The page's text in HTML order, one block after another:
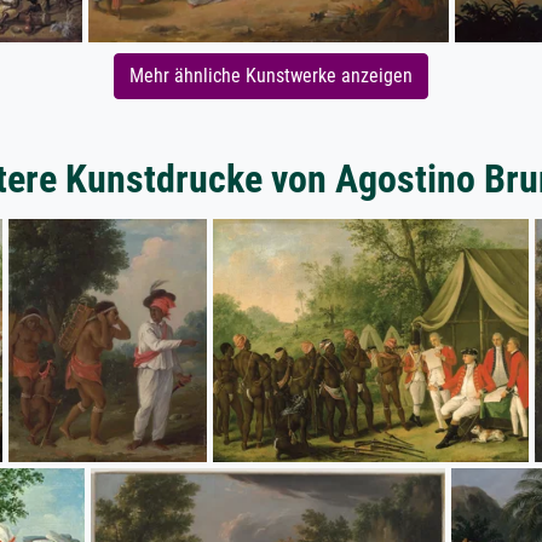
Mehr ähnliche Kunstwerke anzeigen
Kunstdrucke von Agostino